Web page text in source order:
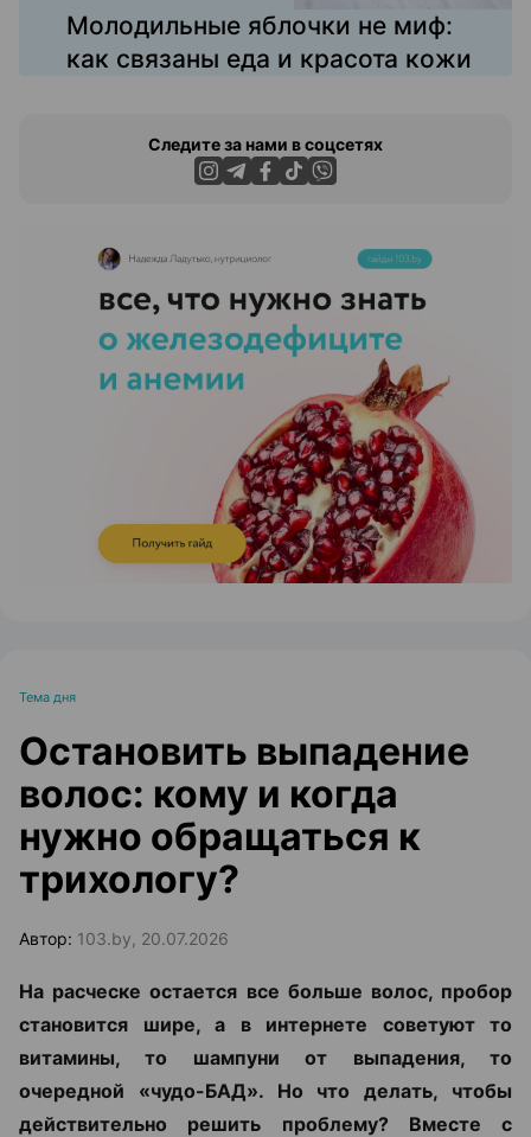
Молодильные яблочки не миф:
как связаны еда и красота кожи
Следите за нами в соцсетях
ЭФФЕКТИВНАЯ РЕКЛАМА НА САЙТЕ
Тема дня
Остановить выпадение
волос: кому и когда
нужно обращаться к
трихологу?
Автор: 103.by, 20.07.2026
На расческе остается все больше волос, пробор
становится шире, а в интернете советуют то
витамины, то шампуни от выпадения, то
очередной «чудо-БАД». Но что делать, чтобы
действительно решить проблему? Вместе с